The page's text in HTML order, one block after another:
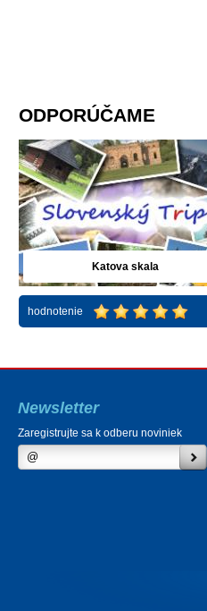
ODPORÚČAME
Katova skala
hodnotenie
Newsletter
Zaregistrujte sa k odberu noviniek